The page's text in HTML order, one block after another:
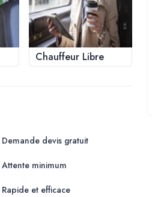
Chauffeur Libre
Demande devis gratuit
Attente minimum
Rapide et efficace